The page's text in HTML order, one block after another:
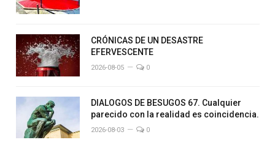
CRÓNICAS DE UN DESASTRE
EFERVESCENTE
2026-08-05 0
DIALOGOS DE BESUGOS 67. Cualquier
parecido con la realidad es coincidencia.
2026-08-03 0